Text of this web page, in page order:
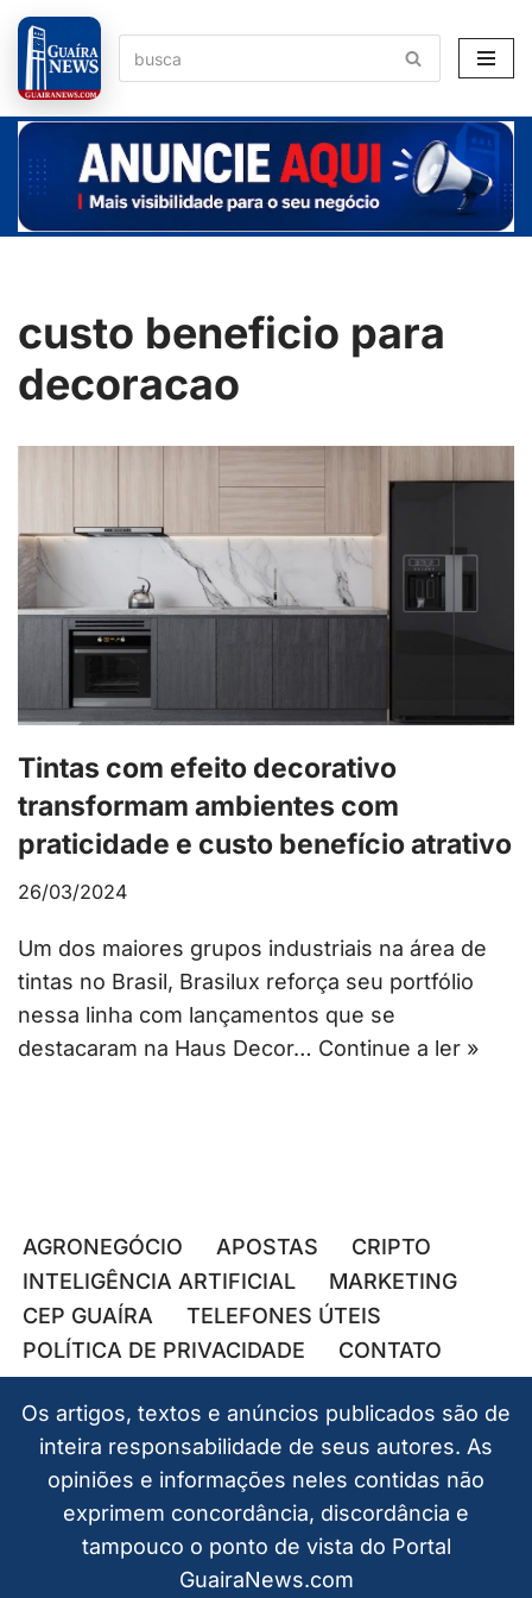
Pular
para
o
conteúdo
custo beneficio para
decoracao
Tintas com efeito decorativo
transformam ambientes com
praticidade e custo benefício atrativo
26/03/2024
Um dos maiores grupos industriais na área de
tintas no Brasil, Brasilux reforça seu portfólio
nessa linha com lançamentos que se
destacaram na Haus Decor… Continue a ler »
AGRONEGÓCIO APOSTAS
CRIPTO
INTELIGÊNCIA ARTIFICIAL
MARKETING
CEP GUAÍRA
TELEFONES ÚTEIS
POLÍTICA DE PRIVACIDADE
CONTATO
Os artigos, textos e anúncios publicados são de
inteira responsabilidade de seus autores. As
opiniões e informações neles contidas não
exprimem concordância, discordância e
tampouco o ponto de vista do Portal
GuairaNews.com